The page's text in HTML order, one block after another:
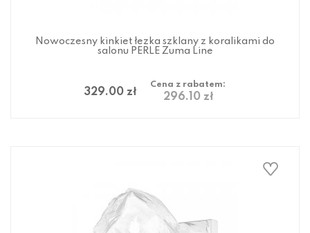
Nowoczesny kinkiet łezka szklany z koralikami do
salonu PERLE Zuma Line
329.00 zł
Cena z rabatem:
296.10 zł